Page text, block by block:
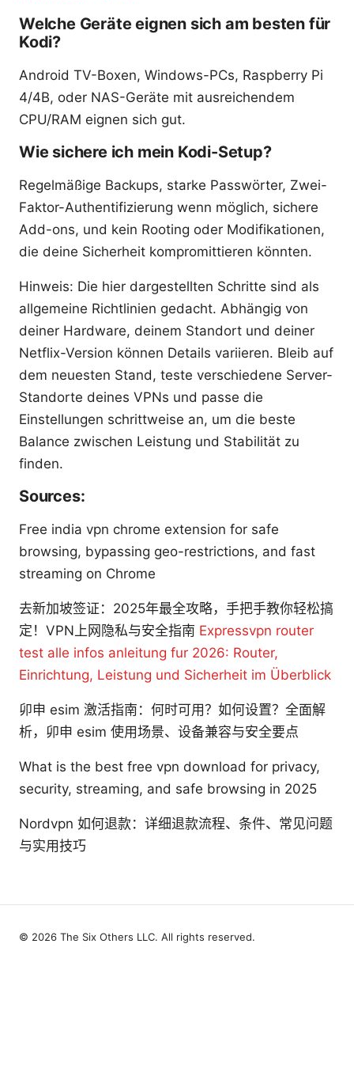
Welche Geräte eignen sich am besten für
Kodi?
Android TV-Boxen, Windows-PCs, Raspberry Pi
4/4B, oder NAS-Geräte mit ausreichendem
CPU/RAM eignen sich gut.
Wie sichere ich mein Kodi-Setup?
Regelmäßige Backups, starke Passwörter, Zwei-
Faktor-Authentifizierung wenn möglich, sichere
Add-ons, und kein Rooting oder Modifikationen,
die deine Sicherheit kompromittieren könnten.
Hinweis: Die hier dargestellten Schritte sind als
allgemeine Richtlinien gedacht. Abhängig von
deiner Hardware, deinem Standort und deiner
Netflix-Version können Details variieren. Bleib auf
dem neuesten Stand, teste verschiedene Server-
Standorte deines VPNs und passe die
Einstellungen schrittweise an, um die beste
Balance zwischen Leistung und Stabilität zu
finden.
Sources:
Free india vpn chrome extension for safe
browsing, bypassing geo-restrictions, and fast
streaming on Chrome
去新加坡签证：2025年最全攻略，手把手教你轻松搞
定！VPN上网隐私与安全指南 Expressvpn router
test alle infos anleitung fur 2026: Router,
Einrichtung, Leistung und Sicherheit im Überblick
卯申 esim 激活指南：何时可用？如何设置？全面解
析，卯申 esim 使用场景、设备兼容与安全要点
What is the best free vpn download for privacy,
security, streaming, and safe browsing in 2025
Nordvpn 如何退款：详细退款流程、条件、常见问题
与实用技巧
© 2026 The Six Others LLC. All rights reserved.